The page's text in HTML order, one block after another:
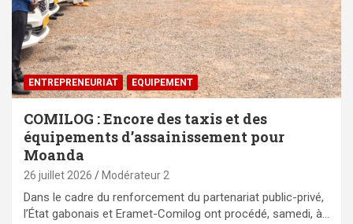
ENTREPRENEURIAT EQUIPEMENT
COMILOG : Encore des taxis et des
équipements d’assainissement pour
Moanda
26 juillet 2026 Modérateur 2
Dans le cadre du renforcement du partenariat public-privé,
l’État gabonais et Eramet-Comilog ont procédé, samedi, à…